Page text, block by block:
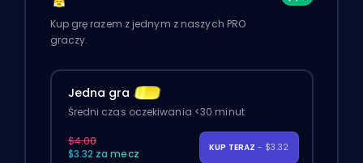
Kup grę razem z jednym z naszych PRO
graczy.
Jedna gra
Średni czas oczekiwania <30 minut
$4.00
$3.32 za mecz
KUP TERAZ - $3.32